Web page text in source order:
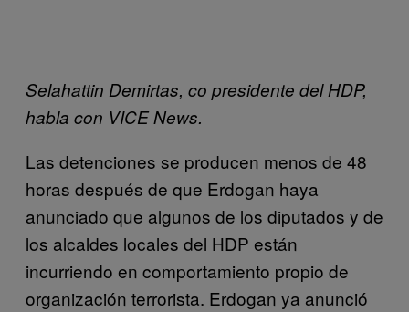
Selahattin Demirtas, co presidente del HDP,
habla con VICE News.
Las detenciones se producen menos de 48
horas después de que Erdogan haya
anunciado que algunos de los diputados y de
los alcaldes locales del HDP están
incurriendo en comportamiento propio de
organización terrorista. Erdogan ya anunció